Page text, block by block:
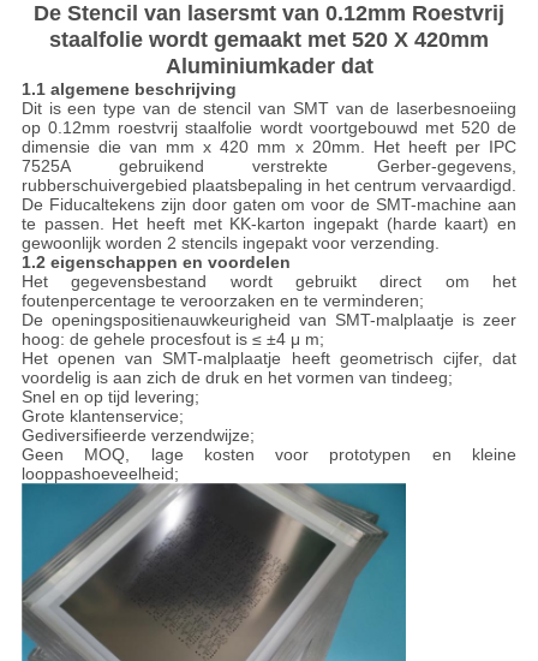
De Stencil van lasersmt van 0.12mm Roestvrij
staalfolie wordt gemaakt met 520 X 420mm
Aluminiumkader dat
1.1 algemene beschrijving
Dit is een type van de stencil van SMT van de laserbesnoeiing
op 0.12mm roestvrij staalfolie wordt voortgebouwd met 520 de
dimensie die van mm x 420 mm x 20mm. Het heeft per IPC
7525A gebruikend verstrekte Gerber-gegevens,
rubberschuivergebied plaatsbepaling in het centrum vervaardigd.
De Fiducaltekens zijn door gaten om voor de SMT-machine aan
te passen. Het heeft met KK-karton ingepakt (harde kaart) en
gewoonlijk worden 2 stencils ingepakt voor verzending.
1.2 eigenschappen en voordelen
Het gegevensbestand wordt gebruikt direct om het
foutenpercentage te veroorzaken en te verminderen;
De openingspositienauwkeurigheid van SMT-malplaatje is zeer
hoog: de gehele procesfout is ≤ ±4 μ m;
Het openen van SMT-malplaatje heeft geometrisch cijfer, dat
voordelig is aan zich de druk en het vormen van tindeeg;
Snel en op tijd levering;
Grote klantenservice;
Gediversifieerde verzendwijze;
Geen MOQ, lage kosten voor prototypen en kleine
looppashoeveelheid;